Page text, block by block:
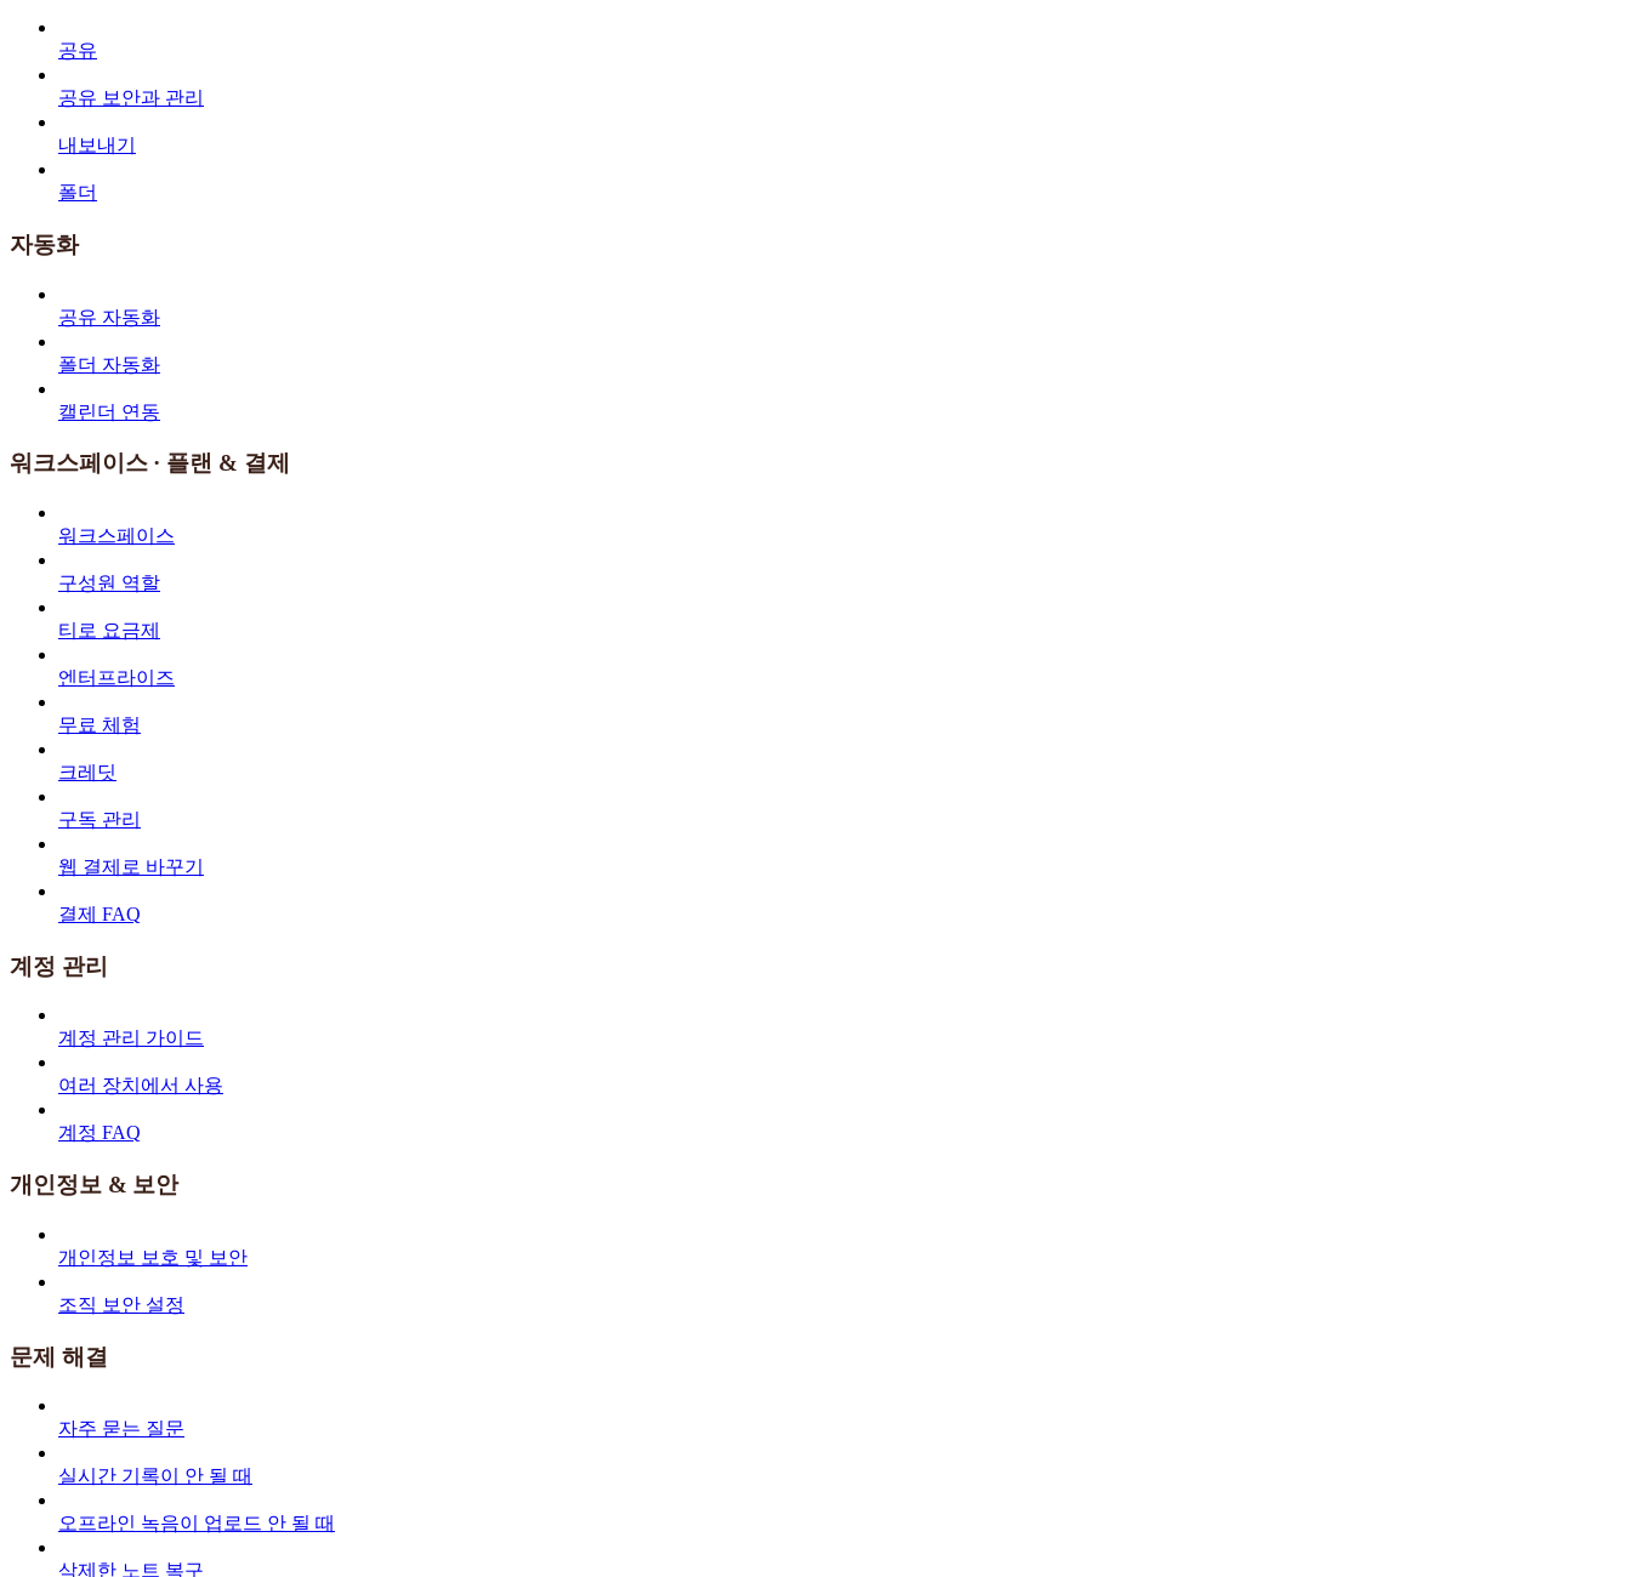
공유
공유 보안과 관리
내보내기
폴더
자동화
공유 자동화
폴더 자동화
캘린더 연동
워크스페이스 · 플랜 & 결제
워크스페이스
구성원 역할
티로 요금제
엔터프라이즈
무료 체험
크레딧
구독 관리
웹 결제로 바꾸기
결제 FAQ
계정 관리
계정 관리 가이드
여러 장치에서 사용
계정 FAQ
개인정보 & 보안
개인정보 보호 및 보안
조직 보안 설정
문제 해결
자주 묻는 질문
실시간 기록이 안 될 때
오프라인 녹음이 업로드 안 될 때
삭제한 노트 복구